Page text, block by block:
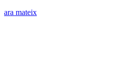
ara mateix